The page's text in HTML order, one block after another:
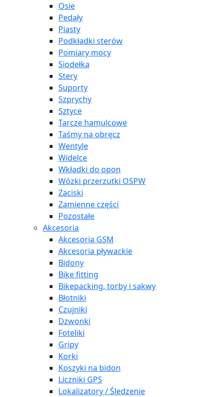
Osie
Pedały
Piasty
Podkładki sterów
Pomiary mocy
Siodełka
Stery
Suporty
Szprychy
Sztyce
Tarcze hamulcowe
Taśmy na obręcz
Wentyle
Widelce
Wkładki do opon
Wózki przerzutki OSPW
Zaciski
Zamienne części
Pozostałe
Akcesoria
Akcesoria GSM
Akcesoria pływackie
Bidony
Bike fitting
Bikepacking, torby i sakwy
Błotniki
Czujniki
Dzwonki
Foteliki
Gripy
Korki
Koszyki na bidon
Liczniki GPS
Lokalizatory / Śledzenie